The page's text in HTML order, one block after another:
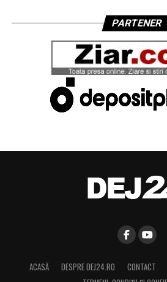
PARTENER
ACASĂ DESPRE DEJ24.RO CONTACT